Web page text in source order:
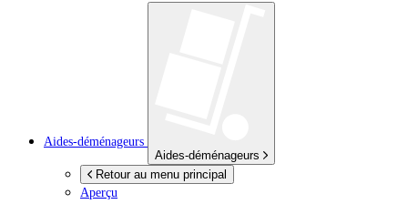
Aides-déménageurs
Aides-déménageurs
Retour au menu principal
Aperçu